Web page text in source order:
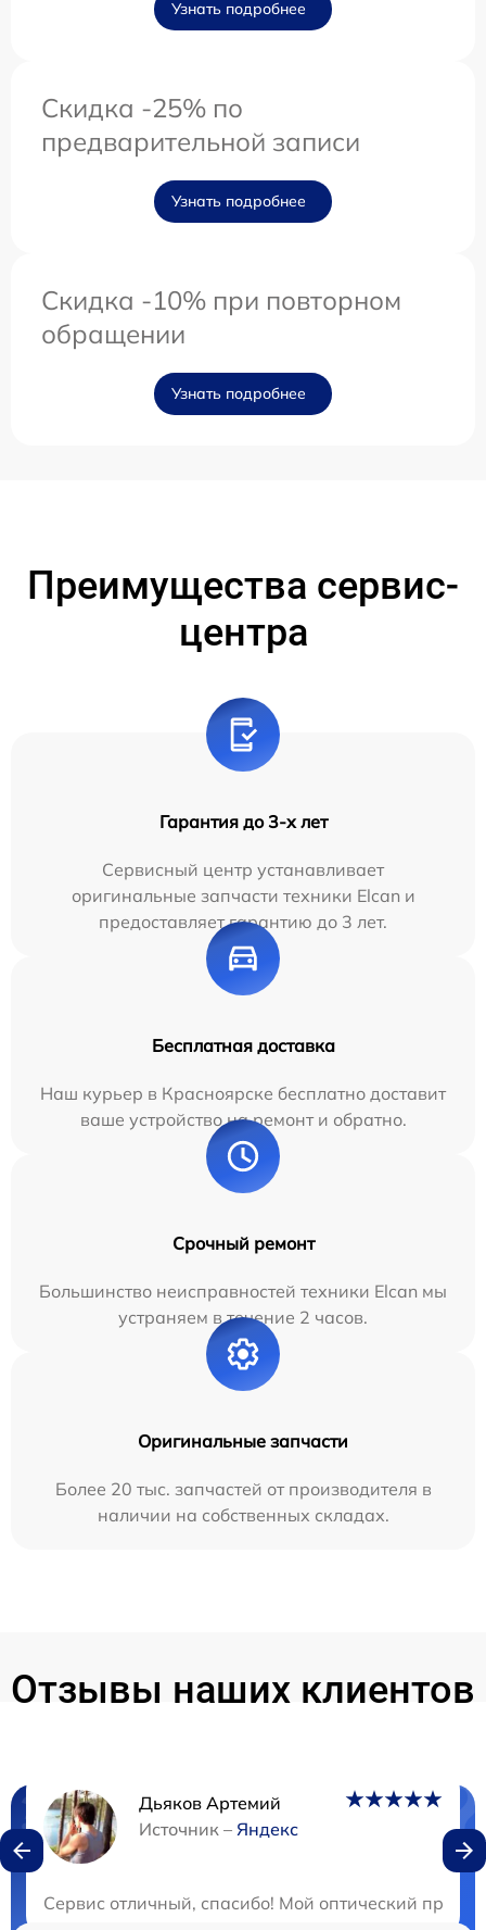
Узнать подробнее
Скидка -25% по
предварительной записи
Узнать подробнее
Скидка -10% при повторном
обращении
Узнать подробнее
Преимущества сервис-
центра
Гарантия до 3-х лет
Сервисный центр устанавливает
оригинальные запчасти техники Elcan и
предоставляет гарантию до 3 лет.
Бесплатная доставка
Наш курьер в Красноярске бесплатно доставит
ваше устройство на ремонт и обратно.
Срочный ремонт
Большинство неисправностей техники Elcan мы
устраняем в течение 2 часов.
Оригинальные запчасти
Более 20 тыс. запчастей от производителя в
наличии на собственных складах.
Отзывы наших клиентов
Дьяков Артемий
Источник – Яндекс
Сервис отличный, спасибо! Мой оптический
Нужна консультация?